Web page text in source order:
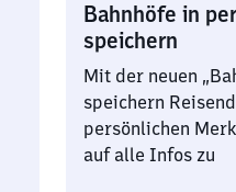
Bahnhöfe in
speichern
Mit der neuen
speichern
persönlichen
auf alle Infos zu